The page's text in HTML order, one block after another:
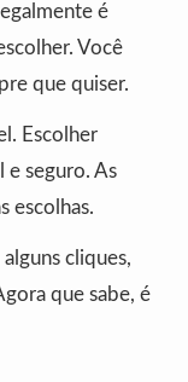
é
Você
que quiser.
Escolher
e seguro. As
escolhas.
cliques,
que sabe, é